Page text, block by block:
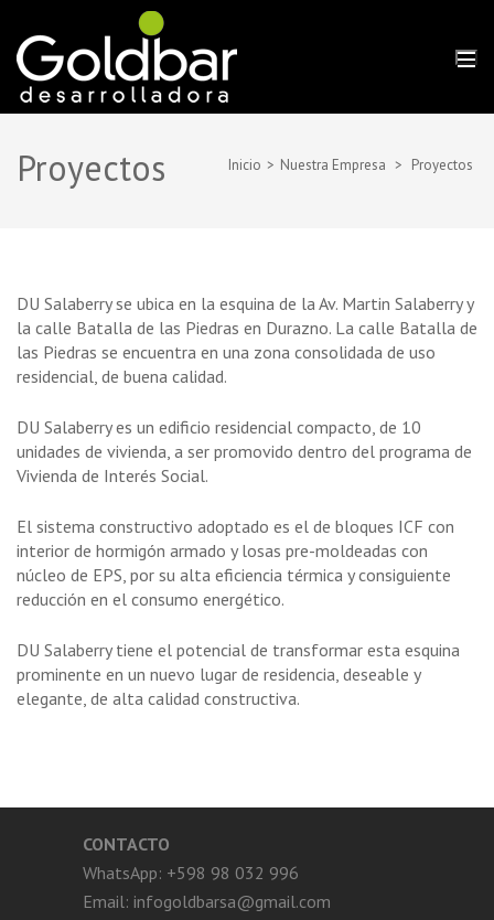
contenido
(presiona
la
Intro)Proyectos Inicio > Nuestra Empresa > Proyectos
DU Salaberry se ubica en la esquina de la Av. Martin Salaberry y
la calle Batalla de las Piedras en Durazno. La calle Batalla de
las Piedras se encuentra en una zona consolidada de uso
residencial, de buena calidad.
DU Salaberry es un edificio residencial compacto, de 10
unidades de vivienda, a ser promovido dentro del programa de
Vivienda de Interés Social.
El sistema constructivo adoptado es el de bloques ICF con
interior de hormigón armado y losas pre-moldeadas con
núcleo de EPS, por su alta eficiencia térmica y consiguiente
reducción en el consumo energético.
DU Salaberry tiene el potencial de transformar esta esquina
prominente en un nuevo lugar de residencia, deseable y
elegante, de alta calidad constructiva.
CONTACTO
WhatsApp: +598 98 032 996
Email: infogoldbarsa@gmail.com